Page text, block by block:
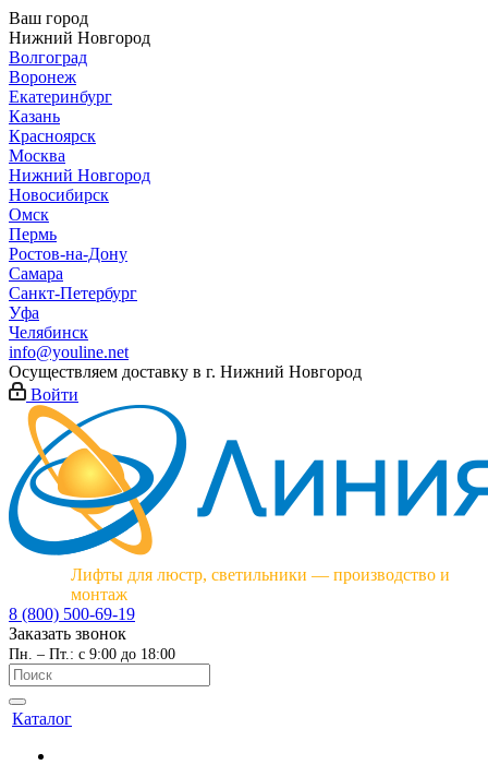
Ваш город
Нижний Новгород
Волгоград
Воронеж
Екатеринбург
Казань
Красноярск
Москва
Нижний Новгород
Новосибирск
Омск
Пермь
Ростов-на-Дону
Самара
Санкт-Петербург
Уфа
Челябинск
info@youline.net
Осуществляем доставку в г. Нижний Новгород
Войти
Лифты для люстр, светильники — производство и
монтаж
8 (800) 500-69-19
Заказать звонок
Пн. – Пт.: с 9:00 до 18:00
Каталог